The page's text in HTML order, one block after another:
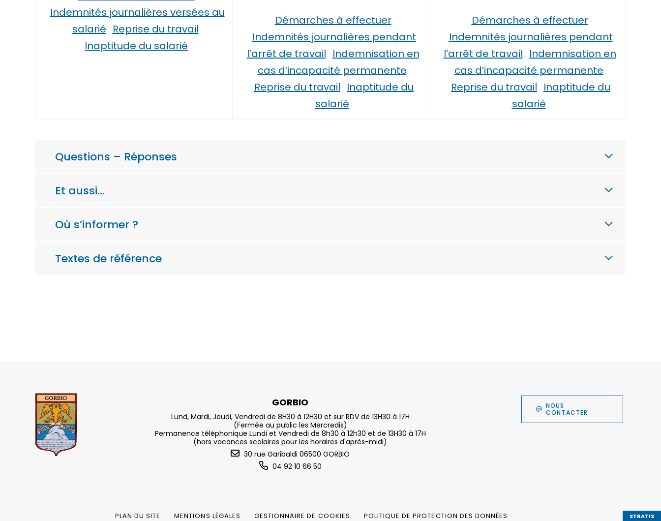
Indemnités journalières versées au
salarié Reprise du travail
Inaptitude du salarié
Démarches à effectuer
Indemnités journalières pendant
l’arrêt de travail Indemnisation en
cas d’incapacité permanente
Reprise du travail Inaptitude du
salarié
Démarches à effectuer
Indemnités journalières pendant
l’arrêt de travail Indemnisation en
cas d’incapacité permanente
Reprise du travail Inaptitude du
salarié
Questions – Réponses
Et aussi…
Où s’informer ?
Textes de référence
GORBIO
Lund, Mardi, Jeudi, Vendredi de 8H30 à 12H30 et sur RDV de 13H30 à 17H
(Fermée au public les Mercredis)
Permanence téléphonique Lundi et Vendredi de 8h30 à 12h30 et de 13H30 à 17H
(hors vacances scolaires pour les horaires d'après-midi)
30 rue Garibaldi 06500 GORBIO
04 92 10 66 50
NOUS
CONTACTER
PLAN DU SITE MENTIONS LÉGALES GESTIONNAIRE DE COOKIES POLITIQUE DE PROTECTION DES DONNÉES STRATIS